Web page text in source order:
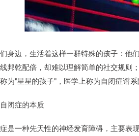
身边，生活着这样一群特殊的孩子：他
邦乾配倍，却难以理解简单的社交规则
为"星星的孩子"，医学上称为自闭症谱系
闭症的本质
是一种先天性的神经发育障碍，主要表
深证成指 14311.01 200.89